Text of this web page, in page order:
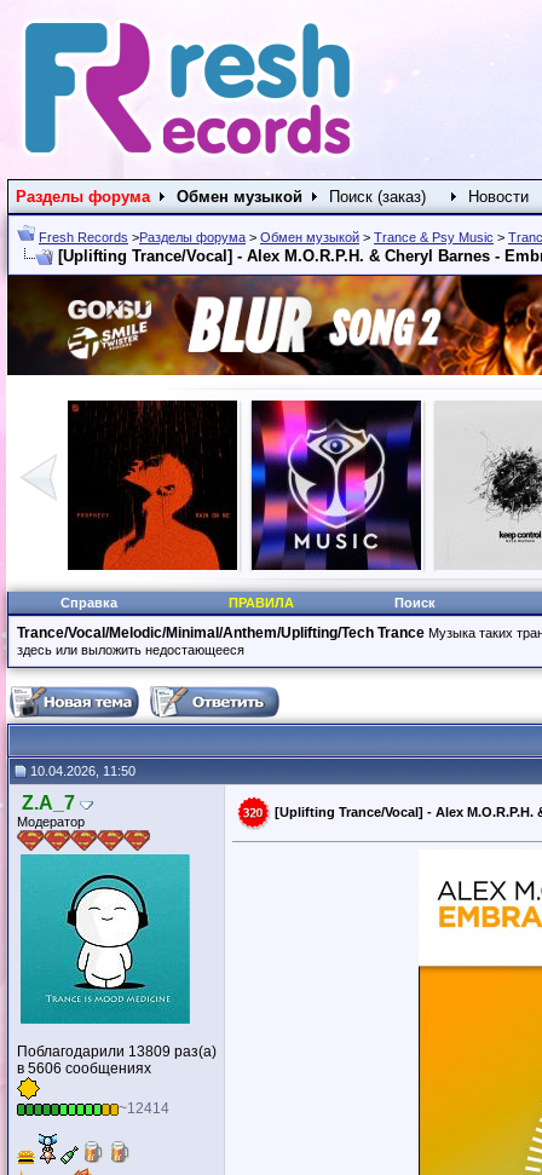
Разделы форума Обмен музыкой Поиск (заказ) Новости
Fresh Records >Разделы форума > Обмен музыкой > Trance & Psy Music >
[Uplifting Trance/Vocal] - Alex M.O.R.P.H. & Cheryl Barnes -
Справка ПРАВИЛА Поиск
Trance/Vocal/Melodic/Minimal/Anthem/Uplifting/Tech Trance Музыка таких
здесь или выложить недостающееся
10.04.2026, 11:50
Z.A_7
Модератор
Поблагодарили 13809 раз(а)
в 5606 сообщениях
~12414
[Uplifting Trance/Vocal] - Alex M.O.R.P.H.